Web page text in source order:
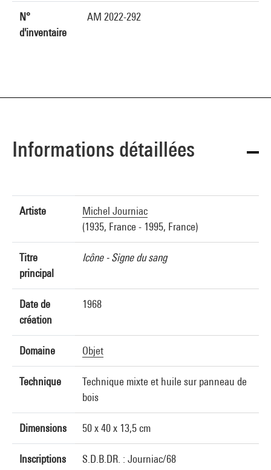
N°
d'inventaire
AM 2022-292
Informations détaillées
Artiste
Michel Journiac
(1935, France - 1995, France)
Titre
principal
Icône - Signe du sang
Date de
création
1968
Domaine Objet
Technique
Technique mixte et huile sur panneau de
bois
Dimensions 50 x 40 x 13,5 cm
Inscriptions
S.D.B.DR. : Journiac/68